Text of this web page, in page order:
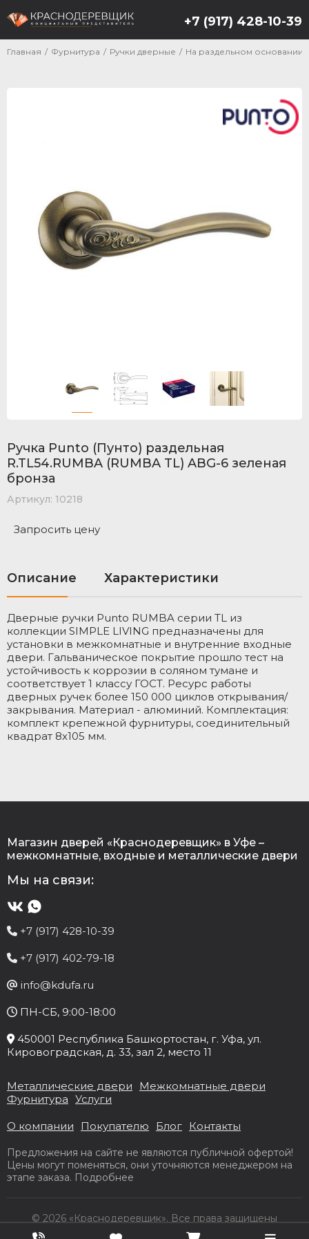
+7 (917) 428-10-39
Главная / Фурнитура / Ручки дверные / На раздельном основании
Ручка Punto (Пунто) раздельная
R.TL54.RUMBA (RUMBA TL) ABG-6 зеленая
бронза
Артикул: 10218
Запросить цену
Описание Характеристики
Дверные ручки Punto RUMBA серии TL из
коллекции SIMPLE LIVING предназначены для
установки в межкомнатные и внутренние входные
двери. Гальваническое покрытие прошло тест на
устойчивость к коррозии в соляном тумане и
соответствует 1 классу ГОСТ. Ресурс работы
дверных ручек более 150 000 циклов открывания/
закрывания. Материал - алюминий. Комплектация:
комплект крепежной фурнитуры, соединительный
квадрат 8x105 мм.
Магазин дверей «Краснодеревщик» в Уфе –
межкомнатные, входные и металлические двери
Мы на связи:
+7 (917) 428-10-39
+7 (917) 402-79-18
info@kdufa.ru
ПН-СБ, 9:00-18:00
450001 Республика Башкортостан, г. Уфа, ул.
Кировоградская, д. 33, зал 2, место 11
Металлические двери
Межкомнатные двери
Фурнитура Услуги
О компании Покупателю Блог Контакты
Предложения на сайте не являются публичной офертой!
Цены могут поменяться, они уточняются менеджером на
этапе заказа. Подробнее
© 2026 «Краснодеревщик». Все права защищены
Разработка сайта Slooon.Ru